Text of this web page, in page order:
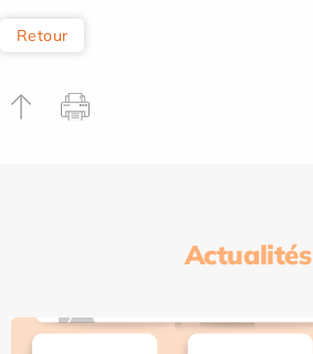
Retour
Actualités